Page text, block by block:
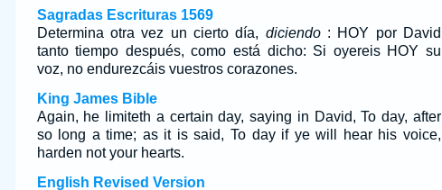
Sagradas Escrituras 1569
Determina otra vez un cierto día, diciendo: HOY por David
tanto tiempo después, como está dicho: Si oyereis HOY su
voz, no endurezcáis vuestros corazones.
King James Bible
Again, he limiteth a certain day, saying in David, To day, after
so long a time; as it is said, To day if ye will hear his voice,
harden not your hearts.
English Revised Version